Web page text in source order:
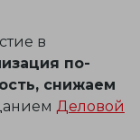
в
по-
снижаем
Деловой